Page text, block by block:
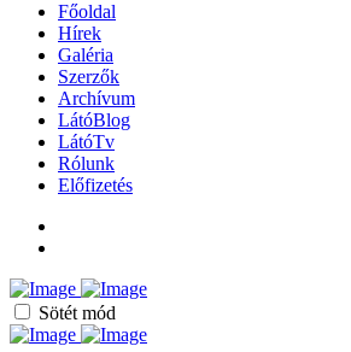
Főoldal
Hírek
Galéria
Szerzők
Archívum
LátóBlog
LátóTv
Rólunk
Előfizetés
Sötét mód